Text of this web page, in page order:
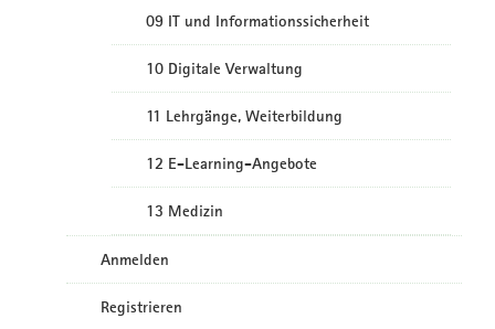
09 IT und Informationssicherheit
10 Digitale Verwaltung
11 Lehrgänge, Weiterbildung
12 E-Learning-Angebote
13 Medizin
Anmelden
Registrieren